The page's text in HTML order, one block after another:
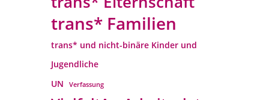
trans* Familien
trans* und nicht-binäre Kinder und
Jugendliche
UN
Verfassung